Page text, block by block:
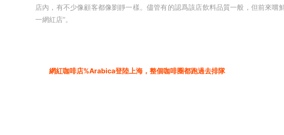
店內，有不少像顧客都像劉靜一樣。儘管有的認爲該店飲料品質一般，但前來嚐
一網紅店”。
網紅咖啡店%Arabica登陸上海，整個咖啡圈都跑過去排隊